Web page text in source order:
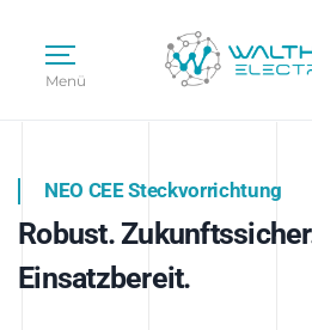
Menü
Intelligente
NEO CEE Steckvorrichtung
Robust.
Einsatzbereit.
Intelligenz trifft